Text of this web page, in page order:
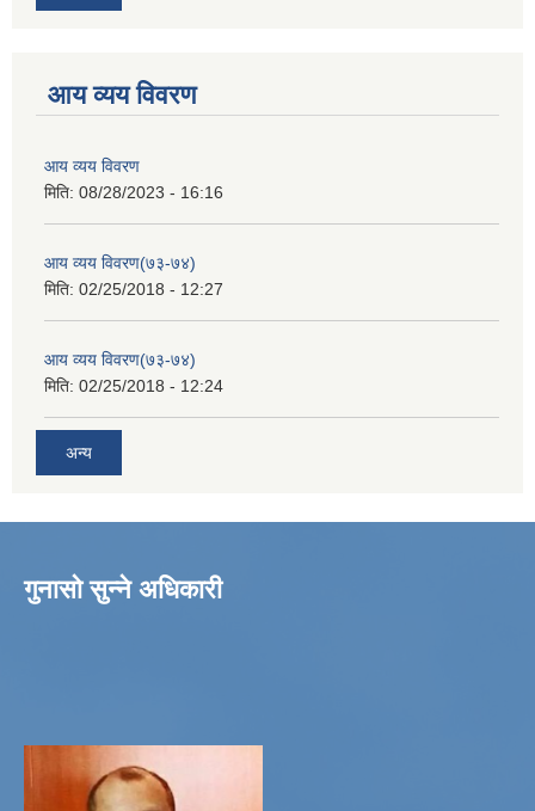
आय व्यय विवरण
आय व्यय विवरण
मिति: 08/28/2023 - 16:16
आय व्यय विवरण(७३-७४)
मिति: 02/25/2018 - 12:27
आय व्यय विवरण(७३-७४)
मिति: 02/25/2018 - 12:24
अन्य
गुनासो सुन्ने अधिकारी